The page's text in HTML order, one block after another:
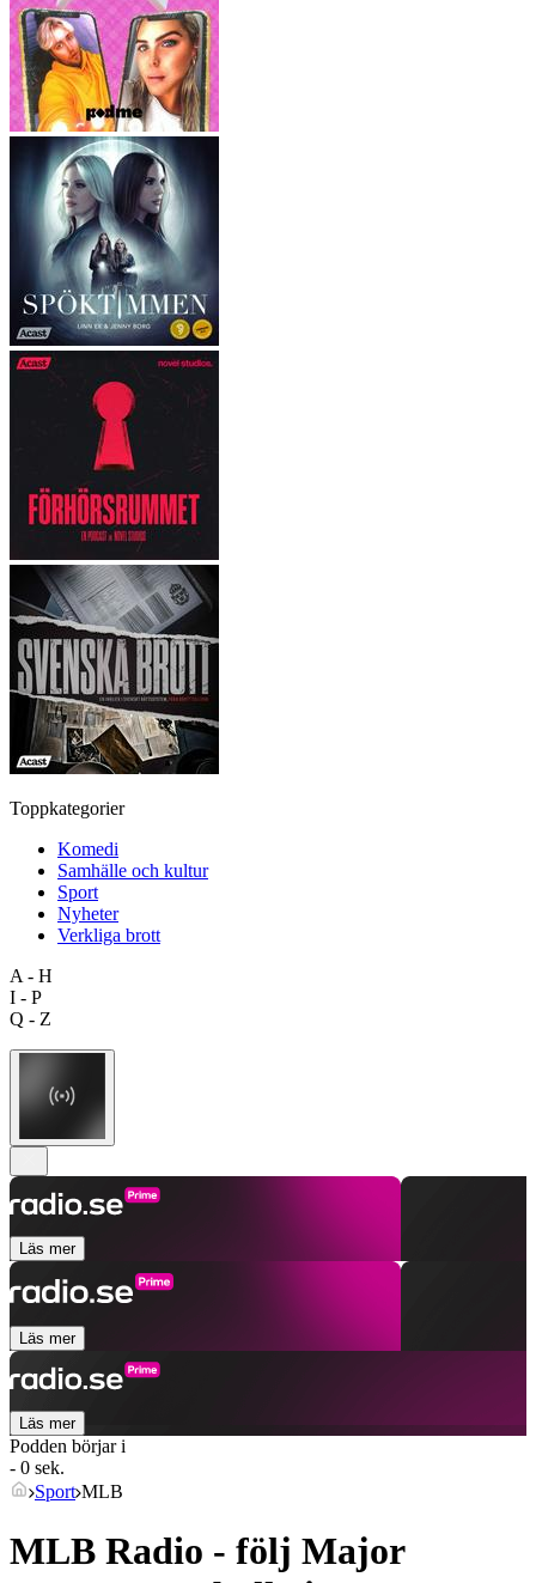
Toppkategorier
Komedi
Samhälle och kultur
Sport
Nyheter
Verkliga brott
A - H
I - P
Q - Z
Läs mer
Läs mer
Läs mer
Podden börjar i
- 0 sek.
Sport MLB
MLB Radio - följ Major